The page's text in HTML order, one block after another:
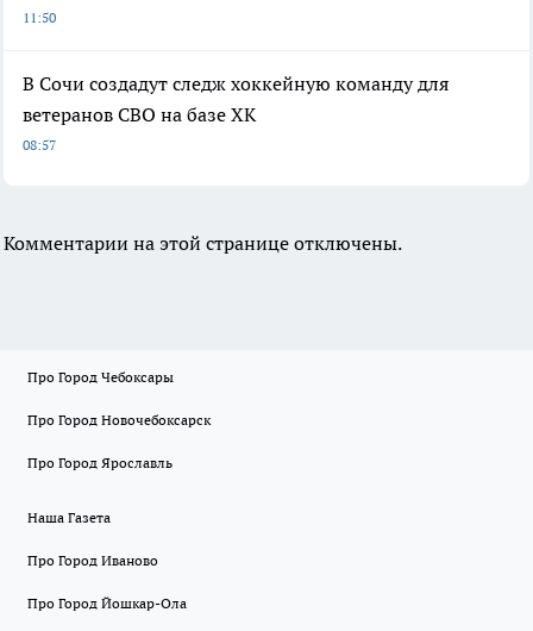
11:50
В Сочи создадут следж хоккейную команду для
ветеранов СВО на базе ХК
08:57
Комментарии на этой странице отключены.
Про Город Чебоксары
Про Город Новочебоксарск
Про Город Ярославль
Наша Газета
Про Город Иваново
Про Город Йошкар-Ола